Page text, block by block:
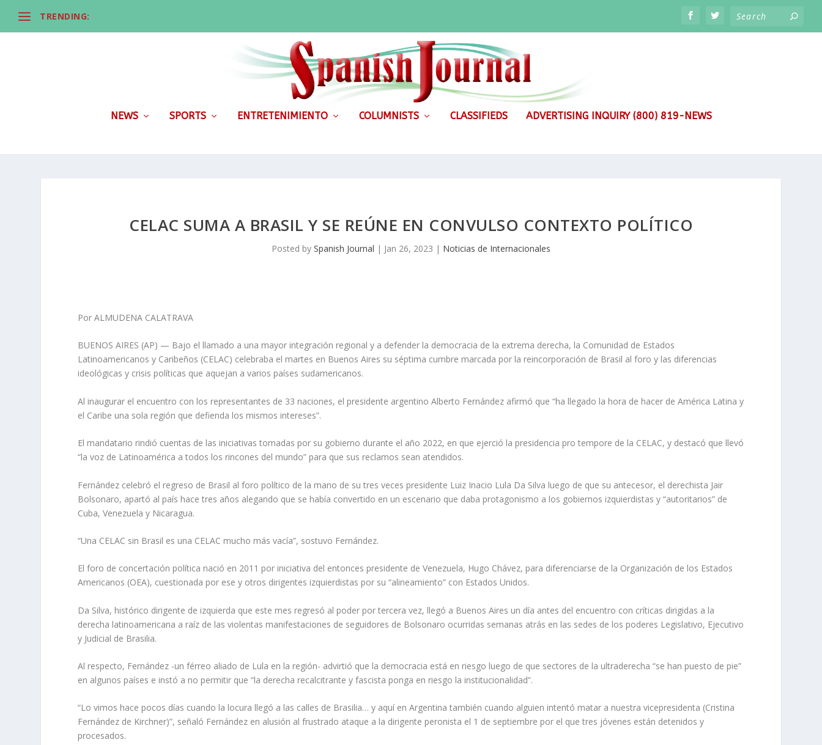
TRENDING:
NEWS SPORTS ENTRETENIMIENTO COLUMNISTS CLASSIFIEDS ADVERTISING INQUIRY (800) 819-NEWS
CELAC SUMA A BRASIL Y SE REÚNE EN CONVULSO CONTEXTO POLÍTICO
Posted by Spanish Journal | Jan 26, 2023 | Noticias de Internacionales
Por ALMUDENA CALATRAVA
BUENOS AIRES (AP) — Bajo el llamado a una mayor integración regional y a defender la democracia de la extrema derecha, la Comunidad de Estados
Latinoamericanos y Caribeños (CELAC) celebraba el martes en Buenos Aires su séptima cumbre marcada por la reincorporación de Brasil al foro y las diferencias
ideológicas y crisis políticas que aquejan a varios países sudamericanos.
Al inaugurar el encuentro con los representantes de 33 naciones, el presidente argentino Alberto Fernández afirmó que “ha llegado la hora de hacer de América Latina y
el Caribe una sola región que defienda los mismos intereses”.
El mandatario rindió cuentas de las iniciativas tomadas por su gobierno durante el año 2022, en que ejerció la presidencia pro tempore de la CELAC, y destacó que llevó
“la voz de Latinoamérica a todos los rincones del mundo” para que sus reclamos sean atendidos.
Fernández celebró el regreso de Brasil al foro político de la mano de su tres veces presidente Luiz Inacio Lula Da Silva luego de que su antecesor, el derechista Jair
Bolsonaro, apartó al país hace tres años alegando que se había convertido en un escenario que daba protagonismo a los gobiernos izquierdistas y “autoritarios” de
Cuba, Venezuela y Nicaragua.
“Una CELAC sin Brasil es una CELAC mucho más vacía”, sostuvo Fernández.
El foro de concertación política nació en 2011 por iniciativa del entonces presidente de Venezuela, Hugo Chávez, para diferenciarse de la Organización de los Estados
Americanos (OEA), cuestionada por ese y otros dirigentes izquierdistas por su “alineamiento” con Estados Unidos.
Da Silva, histórico dirigente de izquierda que este mes regresó al poder por tercera vez, llegó a Buenos Aires un día antes del encuentro con críticas dirigidas a la
derecha latinoamericana a raíz de las violentas manifestaciones de seguidores de Bolsonaro ocurridas semanas atrás en las sedes de los poderes Legislativo, Ejecutivo
y Judicial de Brasilia.
Al respecto, Fernández -un férreo aliado de Lula en la región- advirtió que la democracia está en riesgo luego de que sectores de la ultraderecha “se han puesto de pie”
en algunos países e instó a no permitir que “la derecha recalcitrante y fascista ponga en riesgo la institucionalidad”.
“Lo vimos hace pocos días cuando la locura llegó a las calles de Brasilia… y aquí en Argentina también cuando alguien intentó matar a nuestra vicepresidenta (Cristina
Fernández de Kirchner)”, señaló Fernández en alusión al frustrado ataque a la dirigente peronista el 1 de septiembre por el que tres jóvenes están detenidos y
procesados.